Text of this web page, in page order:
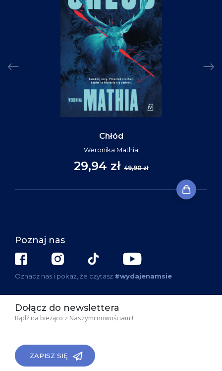
Chłód
Weronika Mathia
29,94 zł 49,90 zł
Poznaj nas
Oznacz nas i pokaż, że czytasz #wydajenamsie
Dołącz do newslettera
Bądź na bieżąco z Naszymi nowościami!
ZAPISZ SIĘ